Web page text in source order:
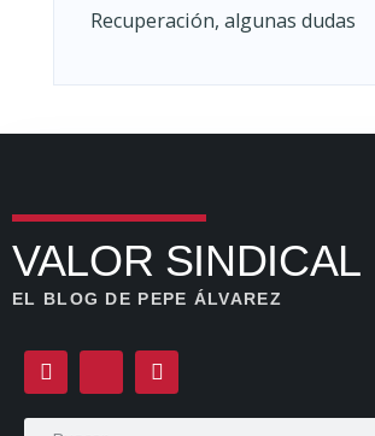
Recuperación, algunas dudas
VALOR SINDICAL
EL BLOG DE PEPE ÁLVAREZ